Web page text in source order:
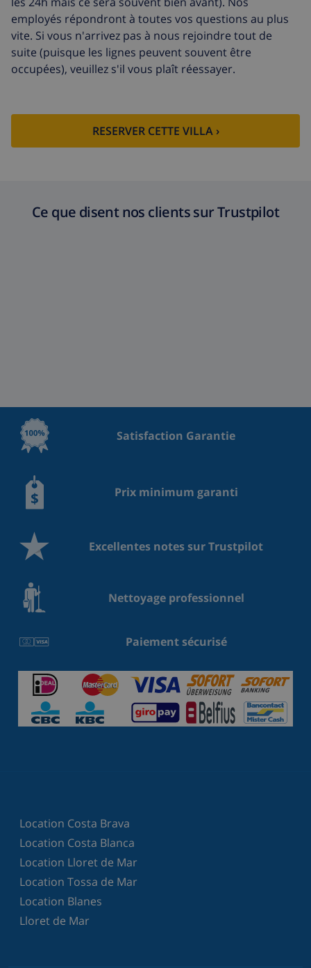
employés répondront à toutes vos questions au plus
vite. Si vous n'arrivez pas à nous rejoindre tout de
suite (puisque les lignes peuvent souvent être
occupées), veuillez s'il vous plaît réessayer.
RESERVER CETTE VILLA ›
Ce que disent nos clients sur Trustpilot
Satisfaction Garantie
Prix minimum garanti
Excellentes notes sur Trustpilot
Nettoyage professionnel
Paiement sécurisé
Location Costa Brava
Location Costa Blanca
Location Lloret de Mar
Location Tossa de Mar
Location Blanes
Lloret de Mar